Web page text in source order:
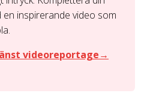
inspirerande video som
videoreportage→